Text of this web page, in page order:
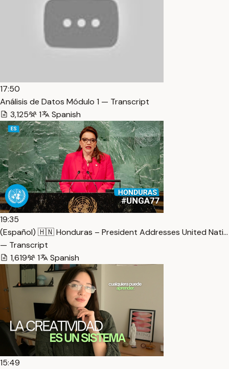
17:50
Análisis de Datos Módulo 1 — Transcript
3,125
1 Spanish
19:35
(Español) 🇭🇳 Honduras – President Addresses United Nati…
— Transcript
1,619
1 Spanish
15:49